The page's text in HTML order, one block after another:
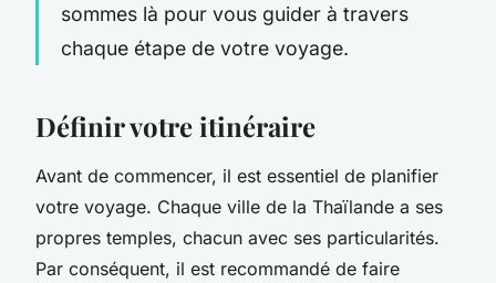
sommes là pour vous guider à travers
chaque étape de votre voyage.
Définir votre itinéraire
Avant de commencer, il est essentiel de planifier
votre voyage. Chaque ville de la Thaïlande a ses
propres temples, chacun avec ses particularités.
Par conséquent, il est recommandé de faire